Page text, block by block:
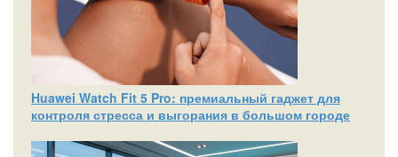
Huawei Watch Fit 5 Pro: премиальный гаджет для
контроля стресса и выгорания в большом городе